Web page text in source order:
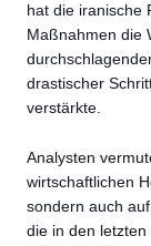
hat die iranische
Maßnahmen die
drastischer
verstärkte.
Analysten
wirtschaftlichen
sondern auch
die in den